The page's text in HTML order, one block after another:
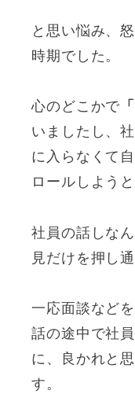
と思い悩み、
時期でした。
心のどこかで
いましたし、
に入らなくて
ロールしよう
社員の話しな
見だけを押し
一応面談など
話の途中で社
に、良かれと
す。